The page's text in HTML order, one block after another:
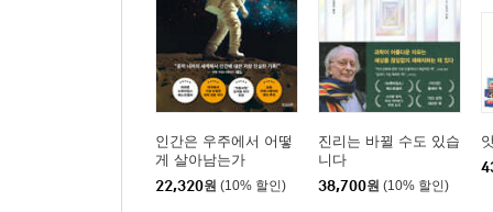
인간은 우주에서 어떻
게 살아남는가
22,320원 (10% 할인)
진리는 바뀔 수도 있습
니다
38,700원 (10% 할인)